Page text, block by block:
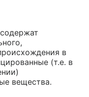
в
(т.е. в
вещества.